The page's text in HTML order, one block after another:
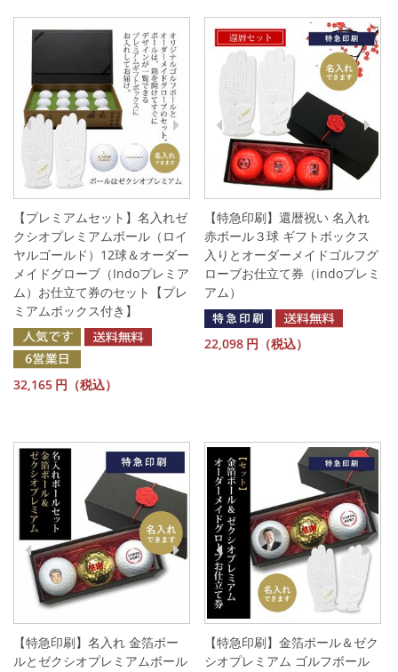
【プレミアムセット】名入れゼ
クシオプレミアムボール（ロイ
ヤルゴールド）12球＆オーダー
メイドグローブ（Indoプレミア
ム）お仕立て券のセット【プレ
ミアムボックス付き】
32,165 円（税込）
【特急印刷】還暦祝い 名入れ
赤ボール３球 ギフトボックス
入りとオーダーメイドゴルフグ
ローブお仕立て券（indoプレミ
アム）
22,098 円（税込）
【特急印刷】名入れ 金箔ボー
ルとゼクシオプレミアムボール
【特急印刷】金箔ボール＆ゼク
シオプレミアム ゴルフボール